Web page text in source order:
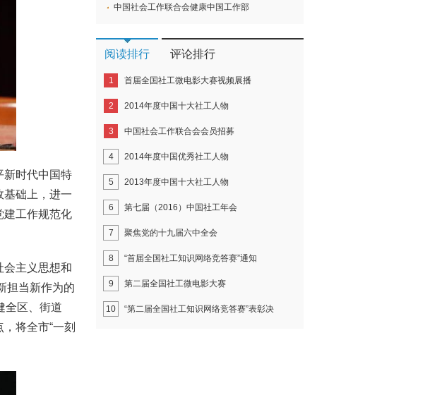
新时代中国特
基础上，进一
建工作规范化
会主义思想和
担当新作为的
全区、街道
将全市“一刻
中国社会工作联合会健康中国工作部
阅读排行 评论排行
1 首届全国社工微电影大赛视频展播
2 2014年度中国十大社工人物
3 中国社会工作联合会会员招募
4 2014年度中国优秀社工人物
5 2013年度中国十大社工人物
6 第七届（2016）中国社工年会
7 聚焦党的十九届六中全会
8 “首届全国社工知识网络竞答赛”通知
9 第二届全国社工微电影大赛
10 “第二届全国社工知识网络竞答赛”表彰决